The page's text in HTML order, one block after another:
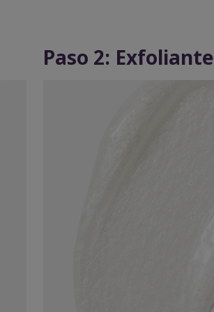
Paso 2: Exfoliante